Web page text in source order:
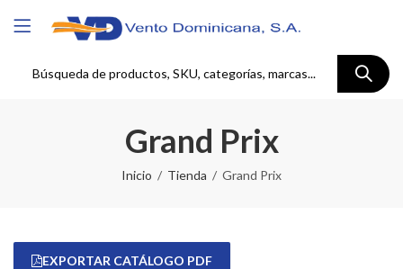
Grand Prix
Inicio Tienda Grand Prix
EXPORTAR CATÁLOGO PDF